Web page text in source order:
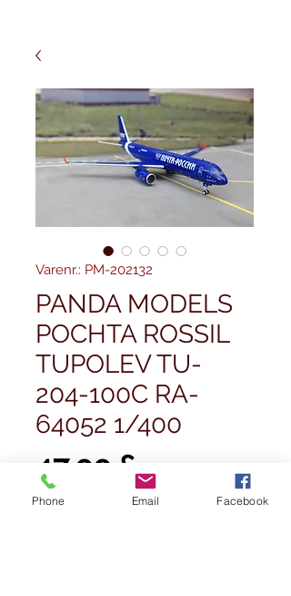
Varenr.: PM-202132
PANDA MODELS
POCHTA ROSSIL
TUPOLEV TU-
204-100C RA-
64052 1/400
47,99 £Pris
Phone Email Facebook